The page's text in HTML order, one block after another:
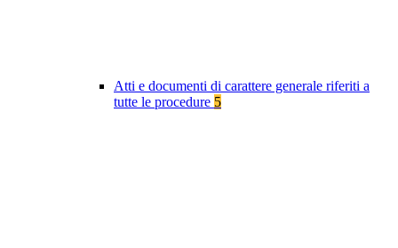
Atti e documenti di carattere generale riferiti a
tutte le procedure 5